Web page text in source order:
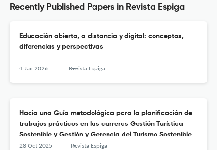
Recently Published Papers in Revista Espiga
Educación abierta, a distancia y digital: conceptos,
diferencias y perspectivas
4 Jan 2026 Revista Espiga
Hacia una Guía metodológica para la planificación de
trabajos prácticos en las carreras Gestión Turística
Sostenible y Gestión y Gerencia del Turismo Sostenible
de la UNED, Costa Rica
28 Oct 2025 Revista Espiga